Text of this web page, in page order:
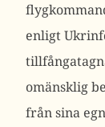
enligt
omänsklig
från sina